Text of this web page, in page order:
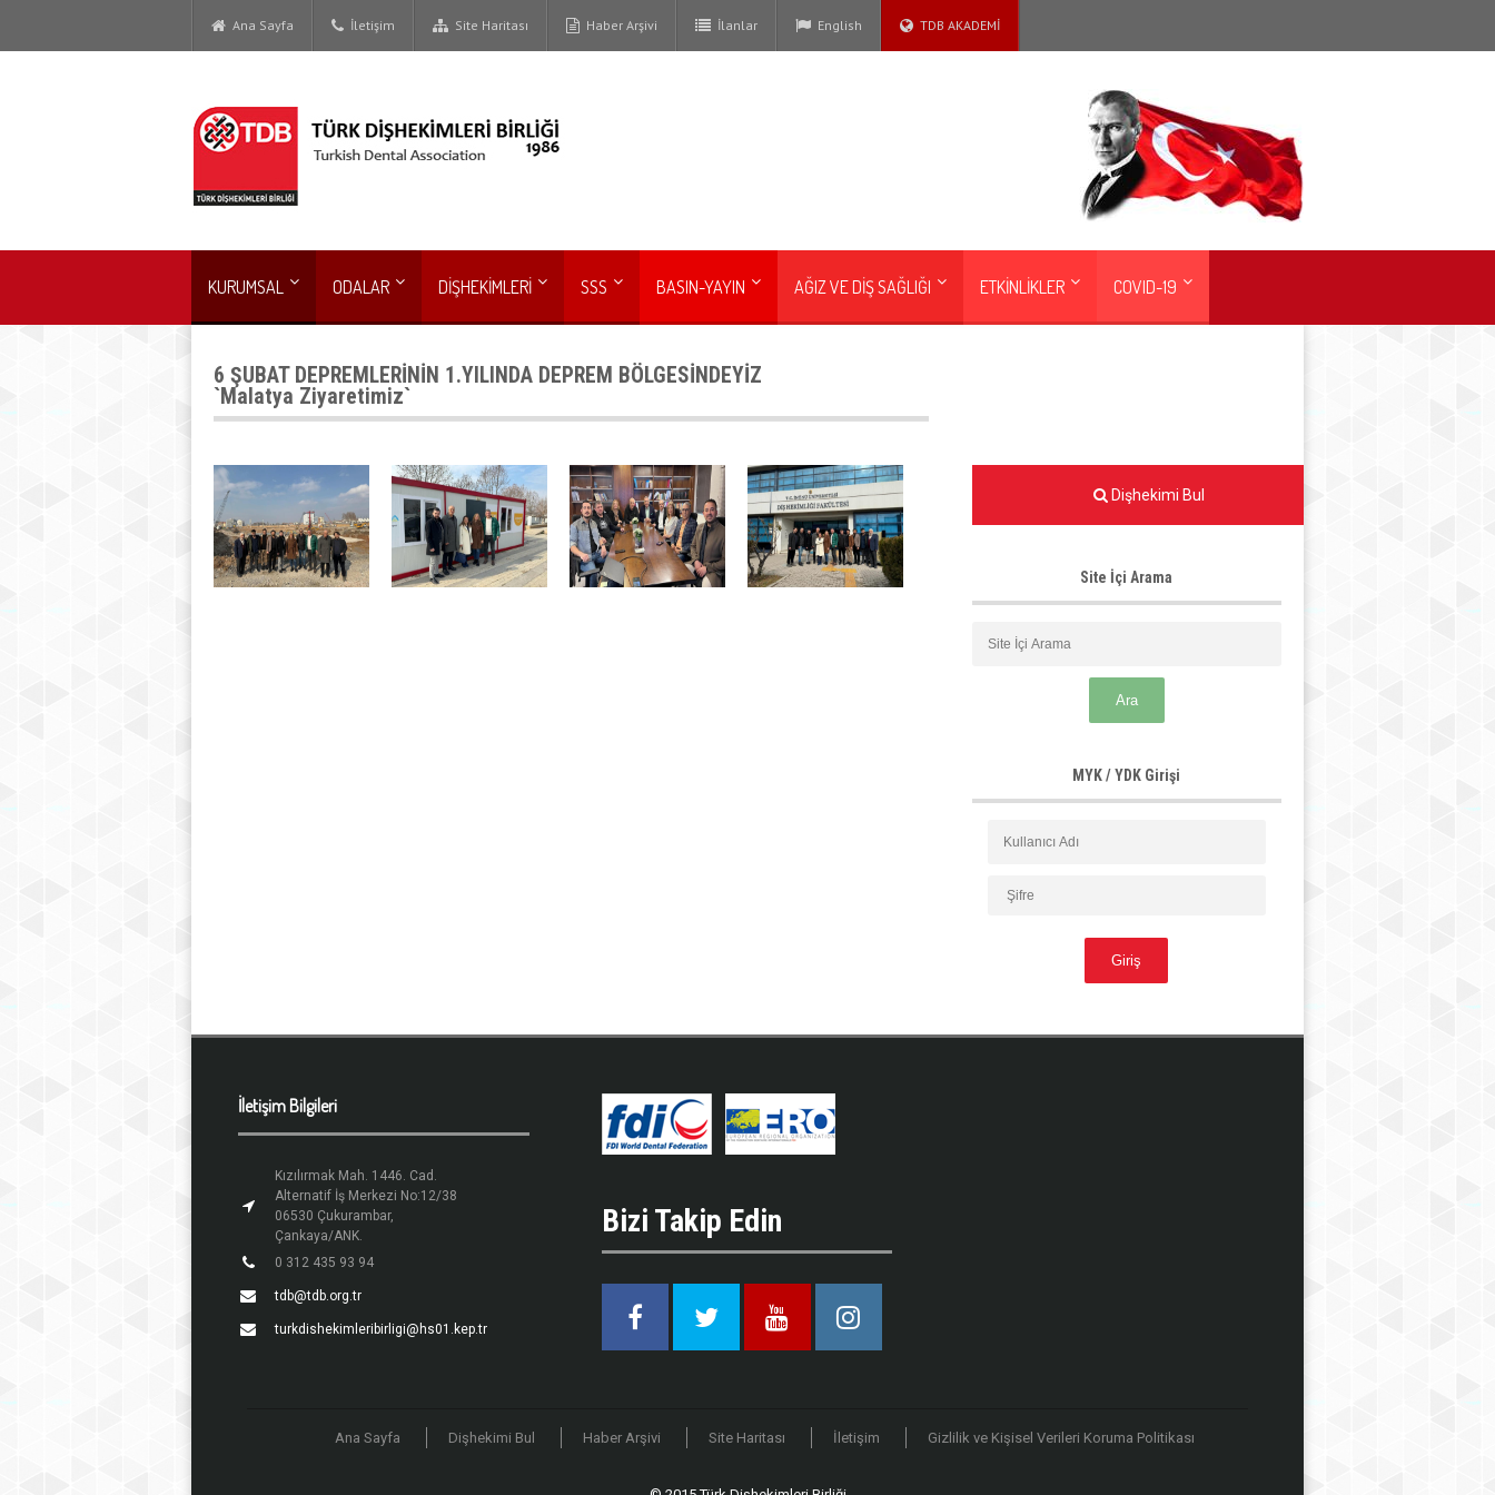
Ana Sayfa İletişim Site Haritası Haber Arşivi İlanlar English TDB AKADEMİ
KURUMSAL ODALAR DİŞHEKİMLERİ SSS BASIN-YAYIN AĞIZ VE DİŞ SAĞLIĞI ETKİNLİKLER COVID-19
6 ŞUBAT DEPREMLERİNİN 1.YILINDA DEPREM BÖLGESİNDEYİZ
`Malatya Ziyaretimiz`
Dişhekimi Bul
Site İçi Arama
MYK / YDK Girişi
İletişim Bilgileri
Kızılırmak Mah. 1446. Cad.
Alternatif İş Merkezi No:12/38
06530 Çukurambar,
Çankaya/ANK.
0 312 435 93 94
tdb@tdb.org.tr
turkdishekimleribirligi@hs01.kep.tr
Bizi Takip Edin
Facebook Twitter Youtube Instagram
Ana Sayfa Dişhekimi Bul Haber Arşivi Site Haritası İletişim Gizlilik ve Kişisel Verileri Koruma Politikası